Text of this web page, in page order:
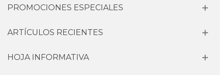
PROMOCIONES ESPECIALES
ARTÍCULOS RECIENTES
HOJA INFORMATIVA